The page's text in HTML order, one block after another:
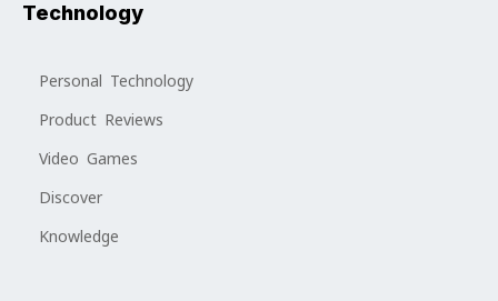
Technology
Personal Technology
Product Reviews
Video Games
Discover
Knowledge